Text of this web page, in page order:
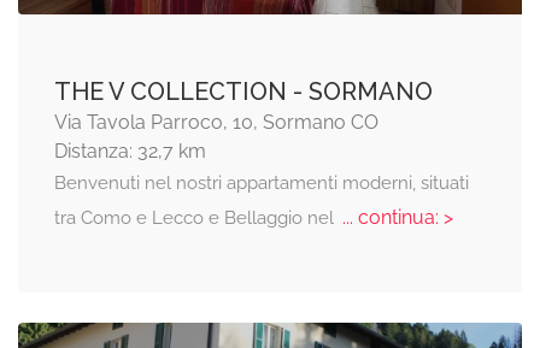
THE V COLLECTION - SORMANO
Via Tavola Parroco, 10, Sormano CO
Distanza: 32,7 km
Benvenuti nel nostri appartamenti moderni, situati
tra Como e Lecco e Bellaggio nel... continua: >